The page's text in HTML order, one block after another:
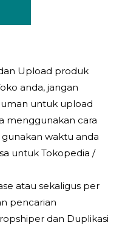
Upload produk
anda, jangan
untuk upload
menggunakan cara
waktu anda
untuk Tokopedia /
atau sekaligus per
pencarian
dan Duplikasi